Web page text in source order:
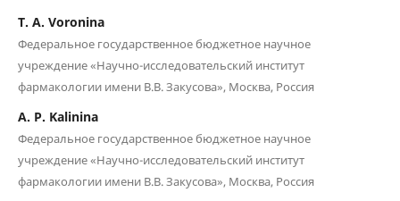
T. A. Voronina
Федеральное государственное бюджетное научное
учреждение «Научно-исследовательский институт
фармакологии имени В.В. Закусова», Москва, Россия
A. P. Kalinina
Федеральное государственное бюджетное научное
учреждение «Научно-исследовательский институт
фармакологии имени В.В. Закусова», Москва, Россия